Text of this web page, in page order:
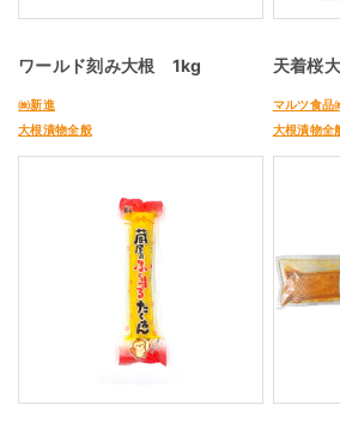
ワールド刻み大根 1kg
㈱新進
大根漬物全般
天着桜
マルツ食品
大根漬物全